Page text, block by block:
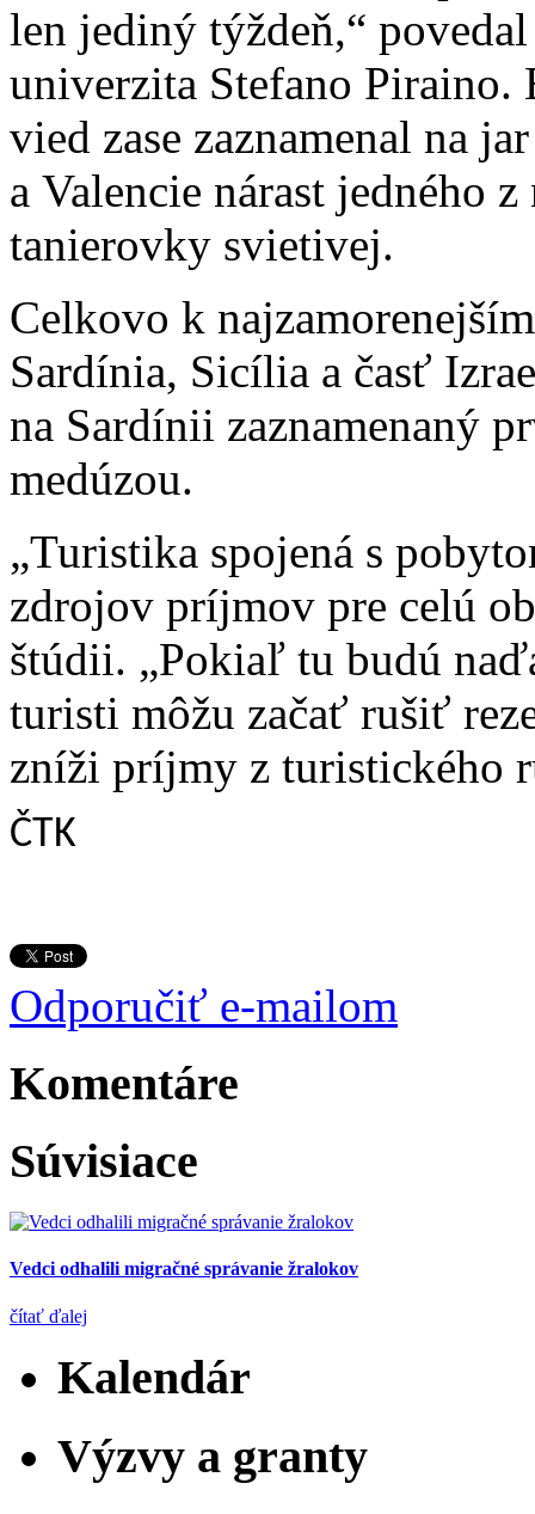
len jediný týždeň,“
univerzita Stefano Piraino.
vied zase zaznamenal na
a Valencie nárast jedného
tanierovky svietivej.
Celkovo k
Sardínia, Sicília a časť
na Sardínii zaznamenaný
medúzou.
„Turistika spojená s
zdrojov príjmov pre celú
štúdii. „Pokiaľ tu budú
turisti môžu začať rušiť
zníži príjmy z turistického
ČTK
Odporučiť e-mailom
Komentáre
Súvisiace
Vedci odhalili migračné správanie žralokov
čítať ďalej
Kalendár
Výzvy a granty